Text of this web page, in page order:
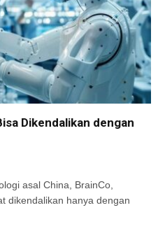
Dikendalikan dengan
asal China, BrainCo,
dikendalikan hanya dengan